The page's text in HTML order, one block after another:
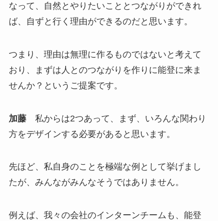
なって、自然とやりたいこととつながりができれ
ば、自ずと行く理由ができるのだと思います。
つまり、理由は無理に作るものではないと考えて
おり、まずは人とのつながりを作りに能登に来ま
せんか？というご提案です。
加藤私からは2つあって、まず、いろんな関わり
方をデザインする必要があると思います。
先ほど、私自身のことを極端な例として挙げまし
たが、みんながみんなそうではありません。
例えば、我々の会社のインターンチームも、能登